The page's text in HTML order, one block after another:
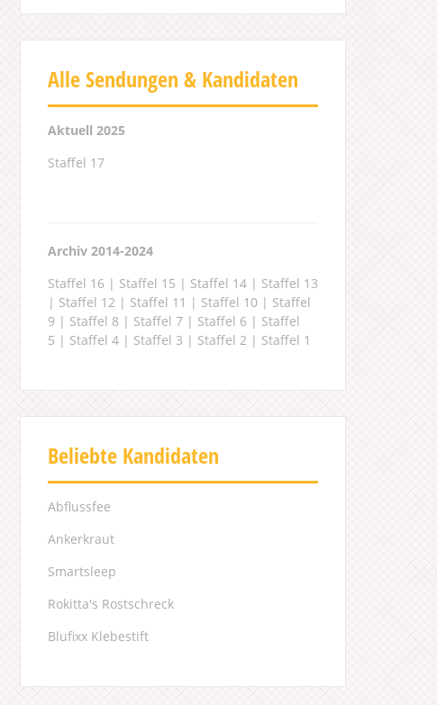
Alle Sendungen & Kandidaten
Aktuell 2025
Staffel 17
Archiv 2014-2024
Staffel 16 | Staffel 15 | Staffel 14 | Staffel 13
| Staffel 12 | Staffel 11 | Staffel 10 | Staffel
9 | Staffel 8 | Staffel 7 | Staffel 6 | Staffel
5 | Staffel 4 | Staffel 3 | Staffel 2 | Staffel 1
Beliebte Kandidaten
Abflussfee
Ankerkraut
Smartsleep
Rokitta's Rostschreck
Blufixx Klebestift